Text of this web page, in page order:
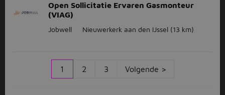
Open Sollicitatie Ervaren Gasmonteur
(VIAG)
Jobwell Nieuwerkerk aan den IJssel (13 km)
1 2 3 Volgende >